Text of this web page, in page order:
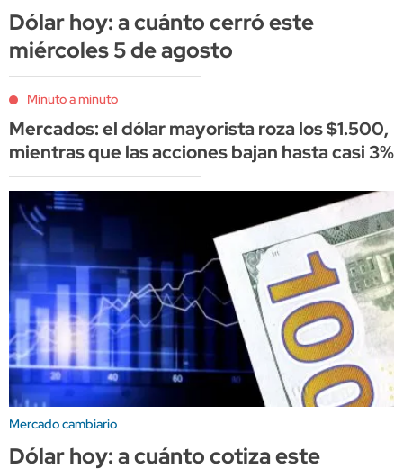
Dólar hoy: a cuánto cerró este
miércoles 5 de agosto
Minuto a minuto
Mercados: el dólar mayorista roza los $1.500,
mientras que las acciones bajan hasta casi 3%
Mercado cambiario
Dólar hoy: a cuánto cotiza este